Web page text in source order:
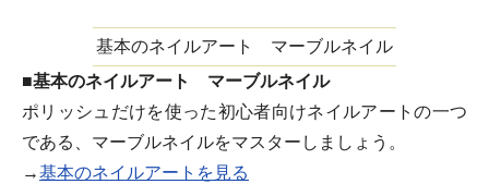
基本のネイルアート マーブルネイル
■基本のネイルアート マーブルネイル
ポリッシュだけを使った初心者向けネイルアートの一つ
である、マーブルネイルをマスターしましょう。
→基本のネイルアートを見る